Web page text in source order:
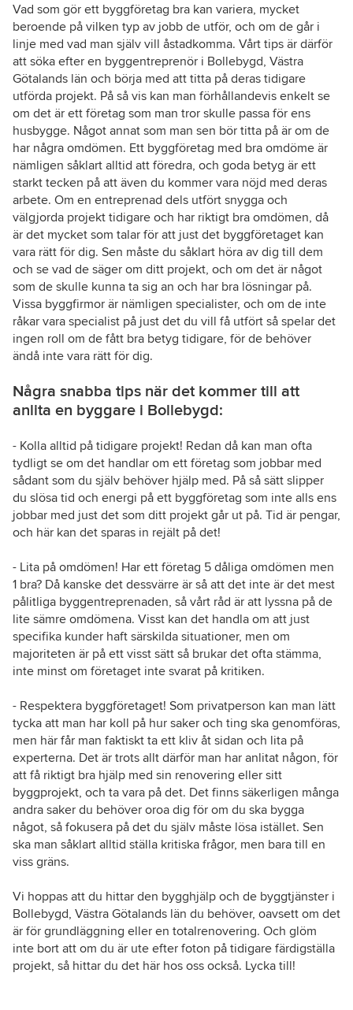
Vad som gör ett byggföretag bra kan variera, mycket
beroende på vilken typ av jobb de utför, och om de går i
linje med vad man själv vill åstadkomma. Vårt tips är därför
att söka efter en byggentreprenör i Bollebygd, Västra
Götalands län och börja med att titta på deras tidigare
utförda projekt. På så vis kan man förhållandevis enkelt se
om det är ett företag som man tror skulle passa för ens
husbygge. Något annat som man sen bör titta på är om de
har några omdömen. Ett byggföretag med bra omdöme är
nämligen såklart alltid att föredra, och goda betyg är ett
starkt tecken på att även du kommer vara nöjd med deras
arbete. Om en entreprenad dels utfört snygga och
välgjorda projekt tidigare och har riktigt bra omdömen, då
är det mycket som talar för att just det byggföretaget kan
vara rätt för dig. Sen måste du såklart höra av dig till dem
och se vad de säger om ditt projekt, och om det är något
som de skulle kunna ta sig an och har bra lösningar på.
Vissa byggfirmor är nämligen specialister, och om de inte
råkar vara specialist på just det du vill få utfört så spelar det
ingen roll om de fått bra betyg tidigare, för de behöver
ändå inte vara rätt för dig.
Några snabba tips när det kommer till att
anlita en byggare i Bollebygd:
- Kolla alltid på tidigare projekt! Redan då kan man ofta
tydligt se om det handlar om ett företag som jobbar med
sådant som du själv behöver hjälp med. På så sätt slipper
du slösa tid och energi på ett byggföretag som inte alls ens
jobbar med just det som ditt projekt går ut på. Tid är pengar,
och här kan det sparas in rejält på det!
- Lita på omdömen! Har ett företag 5 dåliga omdömen men
1 bra? Då kanske det dessvärre är så att det inte är det mest
pålitliga byggentreprenaden, så vårt råd är att lyssna på de
lite sämre omdömena. Visst kan det handla om att just
specifika kunder haft särskilda situationer, men om
majoriteten är på ett visst sätt så brukar det ofta stämma,
inte minst om företaget inte svarat på kritiken.
- Respektera byggföretaget! Som privatperson kan man lätt
tycka att man har koll på hur saker och ting ska genomföras,
men här får man faktiskt ta ett kliv åt sidan och lita på
experterna. Det är trots allt därför man har anlitat någon, för
att få riktigt bra hjälp med sin renovering eller sitt
byggprojekt, och ta vara på det. Det finns säkerligen många
andra saker du behöver oroa dig för om du ska bygga
något, så fokusera på det du själv måste lösa istället. Sen
ska man såklart alltid ställa kritiska frågor, men bara till en
viss gräns.
Vi hoppas att du hittar den bygghjälp och de byggtjänster i
Bollebygd, Västra Götalands län du behöver, oavsett om det
är för grundläggning eller en totalrenovering. Och glöm
inte bort att om du är ute efter foton på tidigare färdigställa
projekt, så hittar du det här hos oss också. Lycka till!